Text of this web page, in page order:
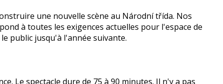
une nouvelle scène au Národní třída. Nos
à toutes les exigences actuelles pour l'espace de
public jusqu'à l'année suivante.
Le spectacle dure de 75 à 90 minutes. Il n'y a pas